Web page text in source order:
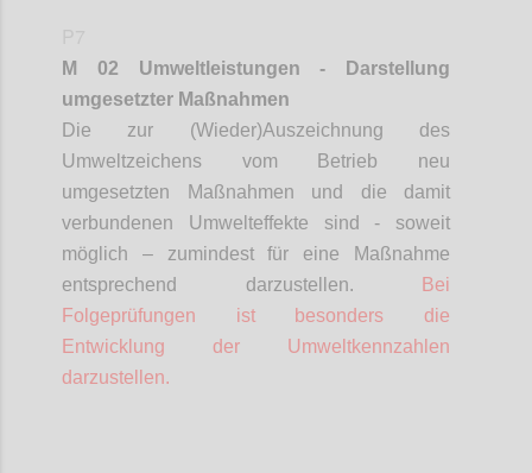
M 02 Umweltleistungen - Darstellung
umgesetzter Maßnahmen
Die zur (Wieder)Auszeichnung des
Umweltzeichens vom Betrieb neu
umgesetzten Maßnahmen und die damit
verbundenen Umwelteffekte sind - soweit
möglich – zumindest für eine Maßnahme
entsprechend darzustellen.
Bei
Folgeprüfungen ist besonders die
Entwicklung der Umweltkennzahlen
darzustellen.